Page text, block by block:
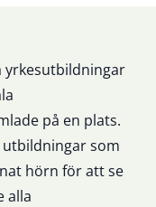
yrkesutbildningar
på en plats.
som
hörn för att se
alla